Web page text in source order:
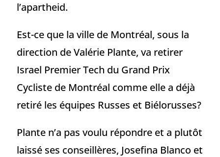
l’apartheid.
Est-ce que la ville de Montréal, sous la
direction de Valérie Plante, va retirer
Israel Premier Tech du Grand Prix
Cycliste de Montréal comme elle a déjà
retiré les équipes Russes et Biélorusses?
Plante n’a pas voulu répondre et a plutôt
laissé ses conseillères, Josefina Blanco et